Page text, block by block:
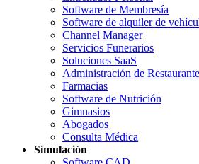
Software de Membresía
Software de alquiler de
Channel Manager
Servicios Funerarios
Soluciones SaaS
Administración de
Farmacias
Software de Nutrición
Gimnasios
Abogados
Consulta Médica
Simulación